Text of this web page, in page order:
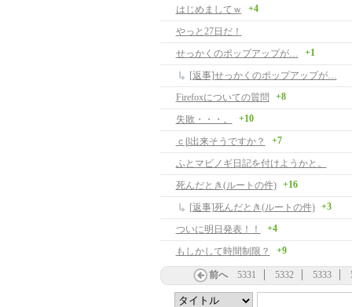
はじめましてｗ
+4
やっと27日だ！
せっかくのポップアップが…
+1
[返事]せっかくのポップアップが…
Firefoxについての質問
+8
失敗・・・。 +10
ｃβ出来そうですか？ +7
ふとマビノギ日記を付けようかと。
死んだとき(ルートの件)
+16
[返事]死んだとき(ルートの件) +3
ついに明日発表！！ +4
もしかして時間制限？ +9
前へ 5331 5332 5333